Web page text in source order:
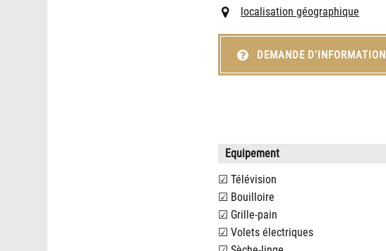
localisation géographique
DEMANDE D'INFORMATION
Equipement
Télévision
Bouilloire
Grille-pain
Volets électriques